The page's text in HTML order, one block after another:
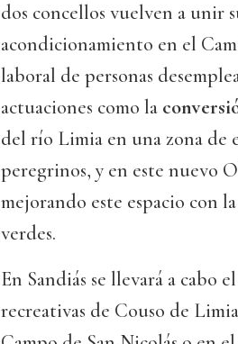
dos concellos vuelven a unir
acondicionamiento en el
laboral de personas
actuaciones como la
del río Limia en una zona de
peregrinos, y en este nuevo
mejorando este espacio con
verdes.
En Sandiás se llevará a cabo
recreativas de Couso de